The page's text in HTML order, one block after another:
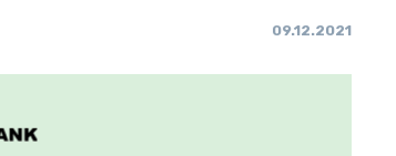
09.12.2021